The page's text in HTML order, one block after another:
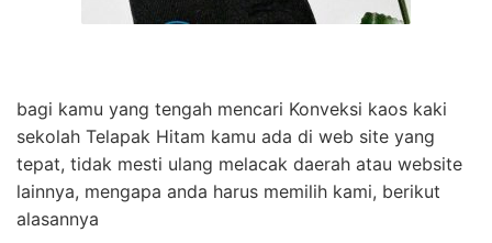
bagi kamu yang tengah mencari Konveksi kaos kaki
sekolah Telapak Hitam kamu ada di web site yang
tepat, tidak mesti ulang melacak daerah atau website
lainnya, mengapa anda harus memilih kami, berikut
alasannya